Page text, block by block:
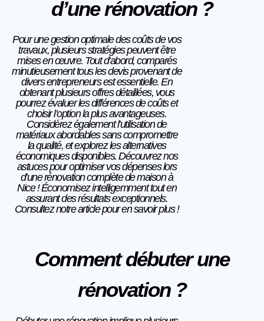
d’une rénovation ?
Pour une gestion optimale des coûts de vos
travaux, plusieurs stratégies peuvent être
mises en œuvre. Tout d’abord, comparés
minutieusement tousles devis provenant de
divers entrepreneurs est essentielle. En
obtenant plusieurs offres détaillées, vous
pourrez évaluer les différences de coûts et
choisir l’option la plus avantageuses.
Considérez également l’utilisation de
matériaux abordables sans compromettre
la qualité, et explorez les alternatives
économiques disponibles. Découvrez nos
astuces pour optimiser vos dépenses lors
d’une rénovation complète de maison à
Nice ! Économisez intelligemment tout en
assurant des résultats exceptionnels.
Consultez notre article pour en savoir plus!
Comment débuter une
rénovation ?